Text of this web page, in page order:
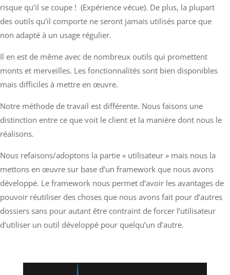
risque qu’il se coupe ! (Expérience vécue). De plus, la plupart
des outils qu’il comporte ne seront jamais utilisés parce que
non adapté à un usage régulier.
Il en est de même avec de nombreux outils qui promettent
monts et merveilles. Les fonctionnalités sont bien disponibles
mais difficiles à mettre en œuvre.
Notre méthode de travail est différente. Nous faisons une
distinction entre ce que voit le client et la manière dont nous le
réalisons.
Nous refaisons/adoptons la partie « utilisateur » mais nous la
mettons en œuvre sur base d’un framework que nous avons
développé. Le framework nous permet d’avoir les avantages de
pouvoir réutiliser des choses que nous avons fait pour d’autres
dossiers sans pour autant être contraint de forcer l’utilisateur
d’utiliser un outil développé pour quelqu’un d’autre.